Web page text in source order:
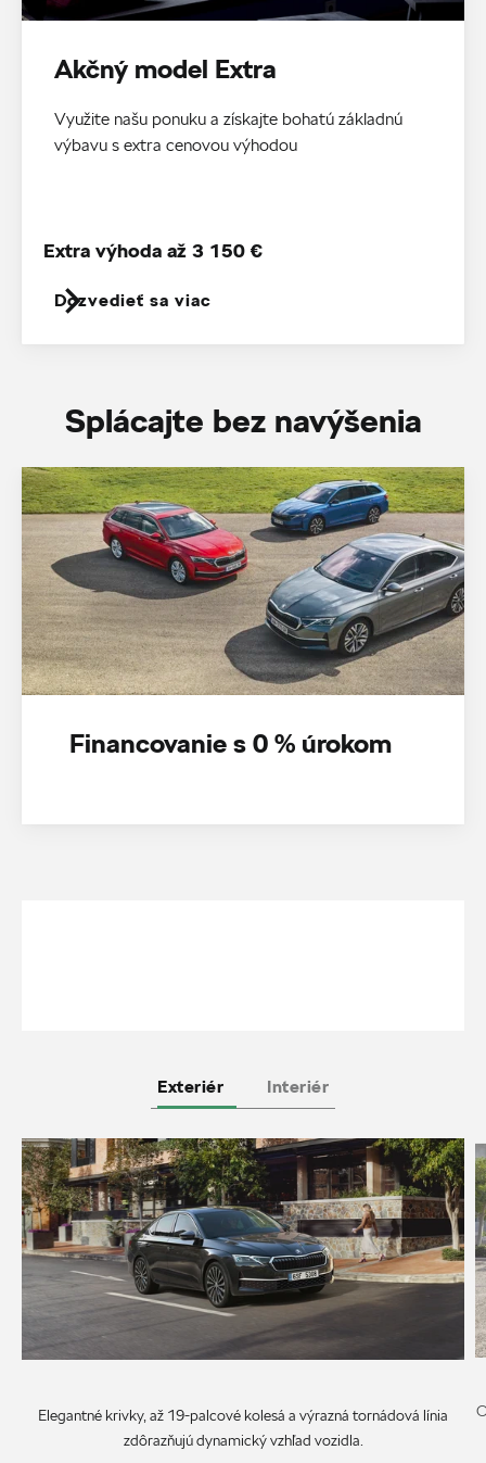
Akčný model Extra
Využite našu ponuku a získajte bohatú základnú
výbavu s extra cenovou výhodou
Dozvedieť sa viac
Extra výhoda až 3 150 €
Splácajte bez navýšenia
Financovanie s 0 % úrokom
Exteriér Interiér
Elegantné krivky, až 19-palcové kolesá a výrazná tornádová línia
zdôrazňujú dynamický vzhľad vozidla.